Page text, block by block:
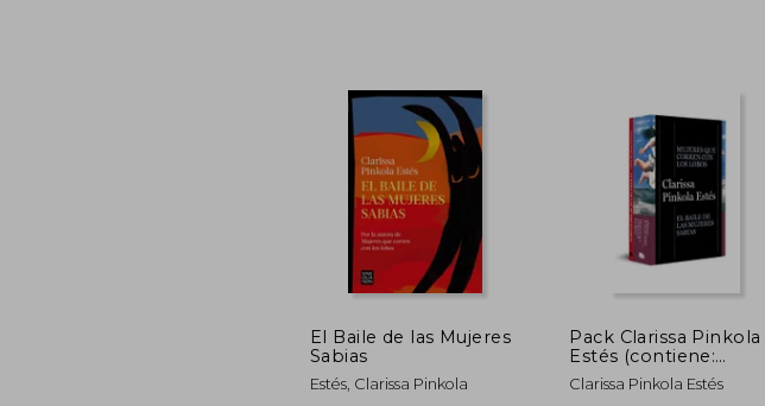
40%
dcto.
$ 73.811
$ 44.287
50%
dcto.
El Baile de las Mujeres
Sabias
Estés, Clarissa Pinkola
Pack Clarissa Pinkola
Estés (contiene:
Mujeres que corren
con lobos | El baile de
Clarissa Pinkola Estés